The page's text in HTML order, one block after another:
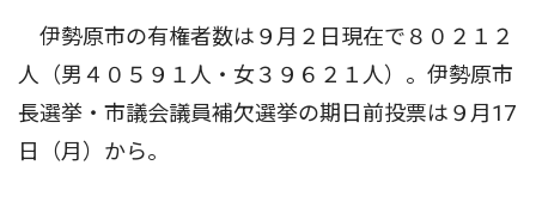
伊勢原市の有権者数は９月２日現在で８０２１２
人（男４０５９１人・女３９６２１人）。伊勢原市
長選挙・市議会議員補欠選挙の期日前投票は９月17
日（月）から。